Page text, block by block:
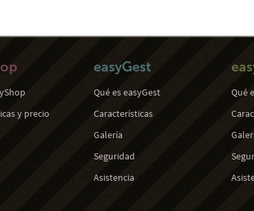
y precio
easyGest
Qué es easyGest
Características
Galería
Seguridad
Asistencia
Qué